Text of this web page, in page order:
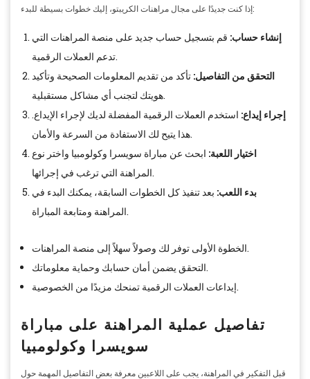
إذا كنت جديدًا على مجال مراهنات الكريبتو، إليك خطوات بسيطة للبدء:
إنشاء حساب: قم بتسجيل حساب جديد على منصة المراهنات التي
تدعم العملات الرقمية.
التحقق من التفاصيل: تأكد من تقديم المعلومات الصحيحة وتأكيد
هويتك لتجنب أي مشاكل مستقبلية.
إجراء إيداع: استخدم العملات الرقمية المفضلة لديك لإجراء الإيداع.
هذا يتيح لك الاستفادة من السرعة والأمان.
اختيار اللعبة: ابحث عن مباراة سويسرا وكولومبيا واختر نوع
المراهنة التي ترغب في إجرائها.
بدء اللعب: بعد تنفيذ كل الخطوات السابقة، يمكنك البدء في
المراهنة ومتابعة المباراة.
الخطوة الأولى توفر لك وصولاً سهلاً إلى منصة المراهنات.
التحقق يضمن أمان حسابك وحماية معلوماتك.
إيداعات العملات الرقمية تمنحك مزيدًا من الخصوصية.
تفاصيل عملية المراهنة على مباراة
سويسرا وكولومبيا
قبل التفكير في المراهنة، يجب على اللاعبين معرفة بعض التفاصيل المهمة حول